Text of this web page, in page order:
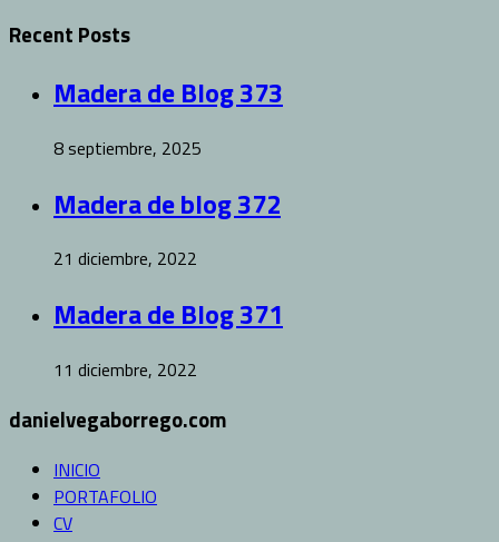
Recent Posts
Madera de Blog 373
8 septiembre, 2025
Madera de blog 372
21 diciembre, 2022
Madera de Blog 371
11 diciembre, 2022
danielvegaborrego.com
INICIO
PORTAFOLIO
CV